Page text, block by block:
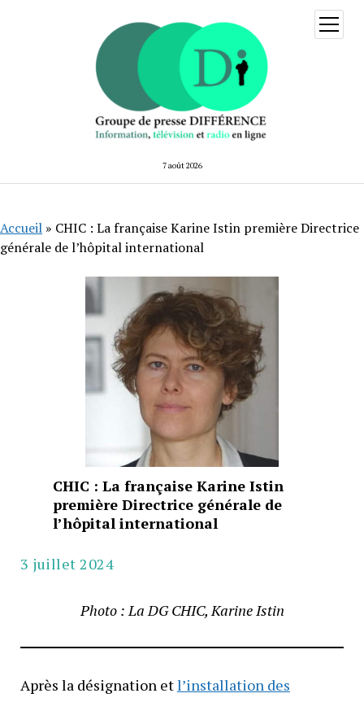
7 août 2026
ouvrir
menu
Accueil » CHIC : La française Karine Istin première Directrice
générale de l’hôpital international
CHIC : La française Karine Istin
première Directrice générale de
l’hôpital international
3 juillet 2024
Photo : La DG CHIC, Karine Istin
Après la désignation etl’installation des